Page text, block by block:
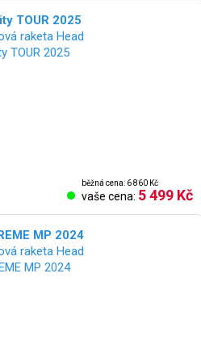
TOUR 2025
běžná cena: 6 860 Kč
vaše cena: 5 499 Kč
MP 2024